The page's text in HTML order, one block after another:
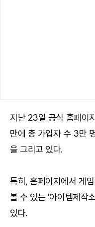
지난 23일 공식 홈페이
만에 총 가입자 수 3만
을 그리고 있다.
특히, 홈페이지에서 게
볼 수 있는 '아이템제작
있다.